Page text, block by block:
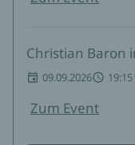
Christian Baron
09.09.2026 19:15
Zum Event